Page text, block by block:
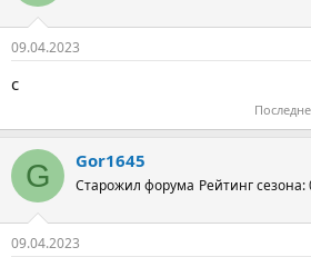
09.04.2023
с
G Gor1645
Старожил форума Рейтинг сезона:
09.04.2023